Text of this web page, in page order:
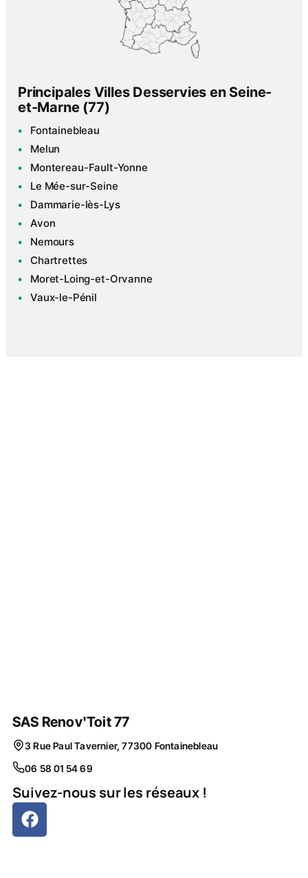
Principales Villes Desservies en Seine-
et-Marne (77)
Fontainebleau
Melun
Montereau-Fault-Yonne
Le Mée-sur-Seine
Dammarie-lès-Lys
Avon
Nemours
Chartrettes
Moret-Loing-et-Orvanne
Vaux-le-Pénil
SAS Renov'Toit 77
3 Rue Paul Tavernier, 77300 Fontainebleau
06 58 01 54 69
Suivez-nous sur les réseaux !